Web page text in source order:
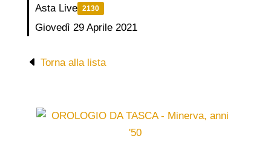
Asta Live 2130
Giovedì 29 Aprile 2021
Torna alla lista